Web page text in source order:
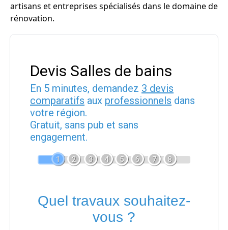
artisans et entreprises spécialisés dans le domaine de
rénovation.
Devis Salles de bains
En 5 minutes, demandez 3 devis
comparatifs aux professionnels dans
votre région.
Gratuit, sans pub et sans
engagement.
1 2 3 4 5 6 7 8
Quel travaux souhaitez-
vous ?